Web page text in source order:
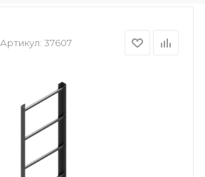
Артикул: 37607